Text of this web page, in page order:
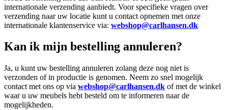
internationale verzending aanbiedt. Voor specifieke vragen over
verzending naar uw locatie kunt u contact opnemen met onze
internationale klantenservice via: webshop@carlhansen.dk
Kan ik mijn bestelling annuleren?
Ja, u kunt uw bestelling annuleren zolang deze nog niet is
verzonden of in productie is genomen. Neem zo snel mogelijk
contact met ons op via webshop@carlhansen.dk of met de winkel
waar u uw meubels hebt besteld om te informeren naar de
mogelijkheden.